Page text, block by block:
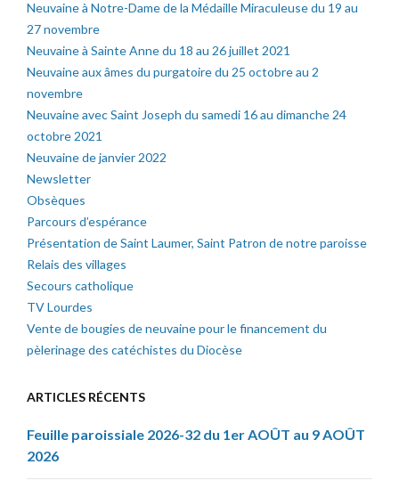
Neuvaine à Notre-Dame de la Médaille Miraculeuse du 19 au
27 novembre
Neuvaine à Sainte Anne du 18 au 26 juillet 2021
Neuvaine aux âmes du purgatoire du 25 octobre au 2
novembre
Neuvaine avec Saint Joseph du samedi 16 au dimanche 24
octobre 2021
Neuvaine de janvier 2022
Newsletter
Obsèques
Parcours d’espérance
Présentation de Saint Laumer, Saint Patron de notre paroisse
Relais des villages
Secours catholique
TV Lourdes
Vente de bougies de neuvaine pour le financement du
pèlerinage des catéchistes du Diocèse
ARTICLES RÉCENTS
Feuille paroissiale 2026-32 du 1er AOÛT au 9 AOÛT
2026